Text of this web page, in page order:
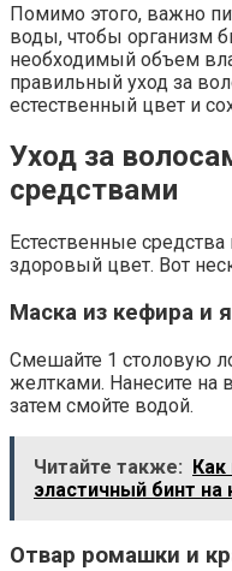
Помимо этого, важно
воды, чтобы организм
необходимый объем
правильный уход за
естественный цвет и
Уход за
средствами
Естественные
здоровый цвет. Вот
Маска из кефира и
Смешайте 1 столовую
желтками. Нанесите на
затем смойте водой.
Читайте также: Как
эластичный бинт на
Отвар ромашки и